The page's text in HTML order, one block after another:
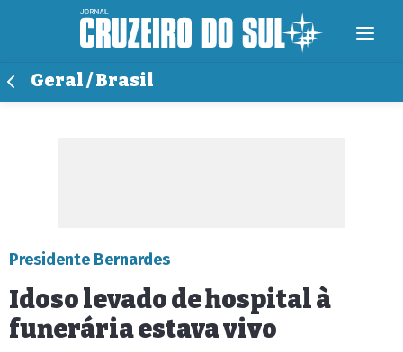
Geral / Brasil
Presidente Bernardes
Idoso levado de hospital à
funerária estava vivo